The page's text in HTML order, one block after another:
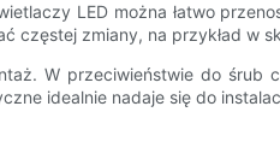
LED można łatwo
częstej zmiany, na przykład w
W przeciwieństwie do
idealnie nadaje się do